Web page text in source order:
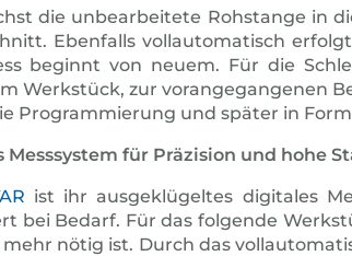
die unbearbeitete Rohstange in
Ebenfalls vollautomatisch
beginnt von neuem. Für die
Werkstück, zur vorangegangenen
Programmierung und später in
Messsystem für Präzision und hohe
ist ihr ausgeklügeltes digitales
bei Bedarf. Für das folgende
nötig ist. Durch das